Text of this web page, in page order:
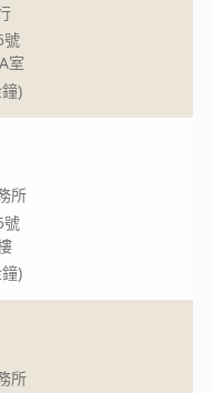
號
室
)
所
號
)
所